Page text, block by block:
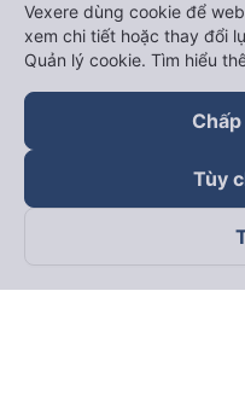
Theo dõi chúng tôi
Vexere dùng cookie để
xem chi tiết hoặc thay đổi
Quản lý cookie. Tìm hiểu
Tùy